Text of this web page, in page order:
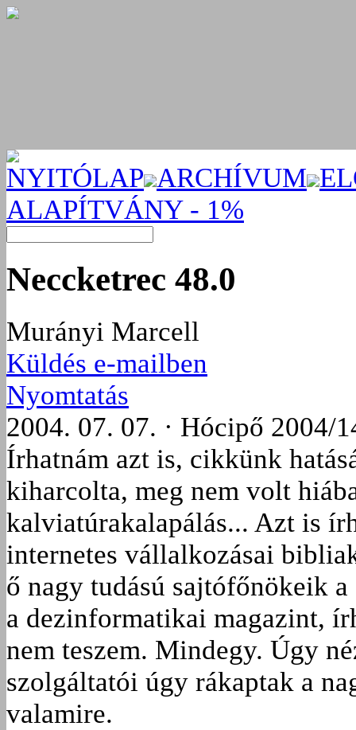
NYITÓLAP ARCHÍVUM
ALAPÍTVÁNY - 1%
Neccketrec 48.0
Murányi Marcell
Küldés e-mailben
Nyomtatás
2004. 07. 07. · Hócipő 2004/
Írhatnám azt is, cikkünk
kiharcolta, meg nem volt
kalviatúrakalapálás... Azt is
internetes vállalkozásai
ő nagy tudású sajtófőnökeik
a dezinformatikai magazint,
nem teszem. Mindegy. Úgy
szolgáltatói úgy rákaptak a
valamire.